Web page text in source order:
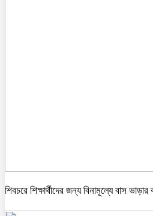
শিবচরে শিক্ষার্থীদের জন্য বিনামূল্যে বাস